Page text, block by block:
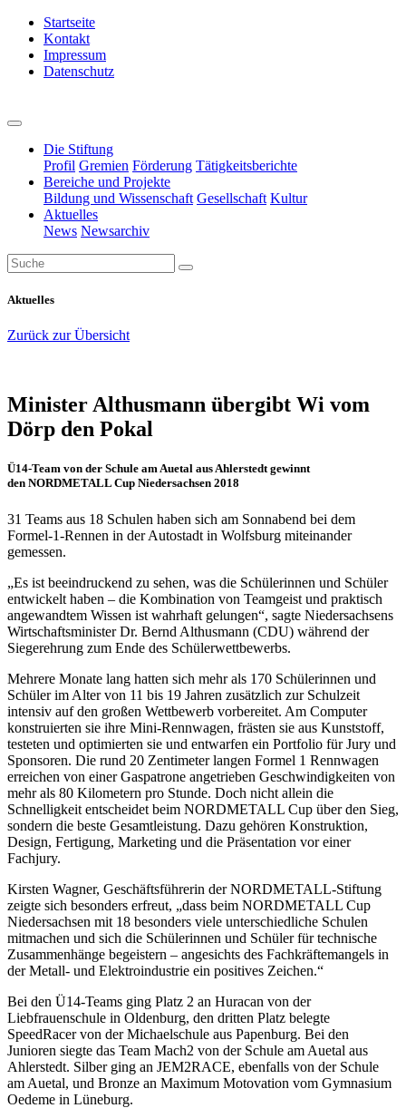
Startseite
Kontakt
Impressum
Datenschutz
Die Stiftung
Profil Gremien Förderung Tätigkeitsberichte
Bereiche und Projekte
Bildung und Wissenschaft Gesellschaft Kultur
Aktuelles
News Newsarchiv
Aktuelles
Zurück zur Übersicht
Minister Althusmann übergibt Wi vom
Dörp den Pokal
Ü14-Team von der Schule am Auetal aus Ahlerstedt gewinnt
den NORDMETALL Cup Niedersachsen 2018
31 Teams aus 18 Schulen haben sich am Sonnabend bei dem
Formel-1-Rennen in der Autostadt in Wolfsburg miteinander
gemessen.
„Es ist beeindruckend zu sehen, was die Schülerinnen und Schüler
entwickelt haben – die Kombination von Teamgeist und praktisch
angewandtem Wissen ist wahrhaft gelungen“, sagte Niedersachsens
Wirtschaftsminister Dr. Bernd Althusmann (CDU) während der
Siegerehrung zum Ende des Schülerwettbewerbs.
Mehrere Monate lang hatten sich mehr als 170 Schülerinnen und
Schüler im Alter von 11 bis 19 Jahren zusätzlich zur Schulzeit
intensiv auf den großen Wettbewerb vorbereitet. Am Computer
konstruierten sie ihre Mini-Rennwagen, frästen sie aus Kunststoff,
testeten und optimierten sie und entwarfen ein Portfolio für Jury und
Sponsoren. Die rund 20 Zentimeter langen Formel 1 Rennwagen
erreichen von einer Gaspatrone angetrieben Geschwindigkeiten von
mehr als 80 Kilometern pro Stunde. Doch nicht allein die
Schnelligkeit entscheidet beim NORDMETALL Cup über den Sieg,
sondern die beste Gesamtleistung. Dazu gehören Konstruktion,
Design, Fertigung, Marketing und die Präsentation vor einer
Fachjury.
Kirsten Wagner, Geschäftsführerin der NORDMETALL-Stiftung
zeigte sich besonders erfreut, „dass beim NORDMETALL Cup
Niedersachsen mit 18 besonders viele unterschiedliche Schulen
mitmachen und sich die Schülerinnen und Schüler für technische
Zusammenhänge begeistern – angesichts des Fachkräftemangels in
der Metall- und Elektroindustrie ein positives Zeichen.“
Bei den Ü14-Teams ging Platz 2 an Huracan von der
Liebfrauenschule in Oldenburg, den dritten Platz belegte
SpeedRacer von der Michaelschule aus Papenburg. Bei den
Junioren siegte das Team Mach2 von der Schule am Auetal aus
Ahlerstedt. Silber ging an JEM2RACE, ebenfalls von der Schule
am Auetal, und Bronze an Maximum Motovation vom Gymnasium
Oedeme in Lüneburg.